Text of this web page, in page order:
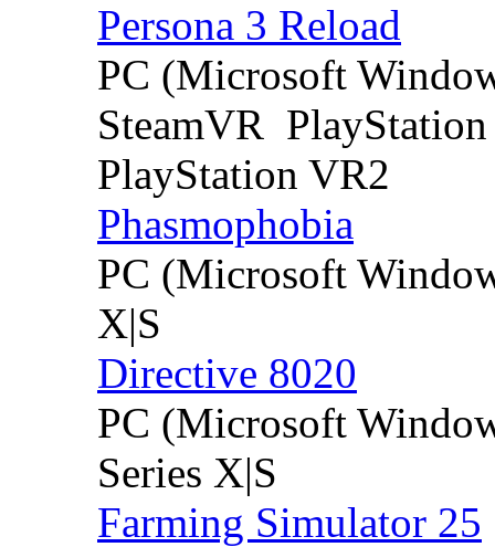
Persona 3 Reload
PC (Microsoft
SteamVR
PlayStation VR2
Phasmophobia
PC (Microsoft
X|S
Directive 8020
PC (Microsoft
Series X|S
Farming Simulator 25